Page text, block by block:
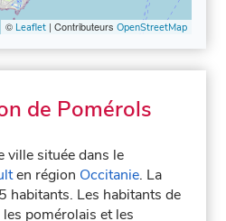
© Leaflet| Contributeurs OpenStreetMap
de Pomérols
ville située dans le
en région Occitanie. La
habitants. Les habitants de
pomérolais et les